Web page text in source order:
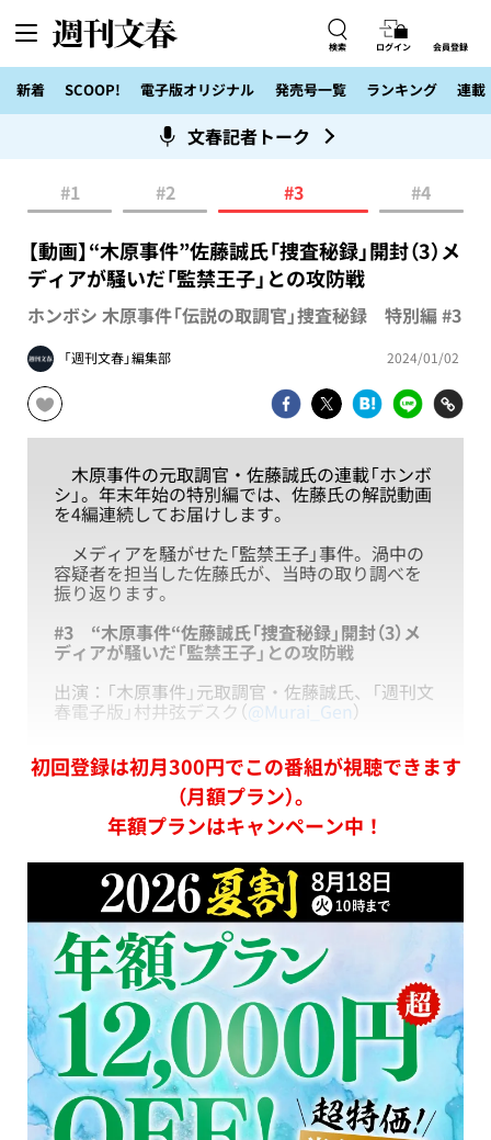
検索 ログイン 会員登録
新着 SCOOP! 電子版オリジナル 発売号一覧 ランキング 連載
文春記者トーク
#1 #2 #3 #4
【動画】“木原事件”佐藤誠氏「捜査秘録」開封（3）メ
ディアが騒いだ「監禁王子」との攻防戦
ホンボシ 木原事件「伝説の取調官」捜査秘録 特別編 #3
「週刊文春」編集部 2024/01/02
木原事件の元取調官・佐藤誠氏の連載「ホンボ
シ」。年末年始の特別編では、佐藤氏の解説動画
を4編連続してお届けします。
メディアを騒がせた「監禁王子」事件。渦中の
容疑者を担当した佐藤氏が、当時の取り調べを
振り返ります。
#3 “木原事件“佐藤誠氏「捜査秘録」開封（3）メ
ディアが騒いだ「監禁王子」との攻防戦
出演：「木原事件」元取調官・佐藤誠氏、「週刊文
春電子版」村井弦デスク（@Murai_Gen）
初回登録は初月300円でこの番組が視聴できます
（月額プラン）。
年額プランはキャンペーン中！